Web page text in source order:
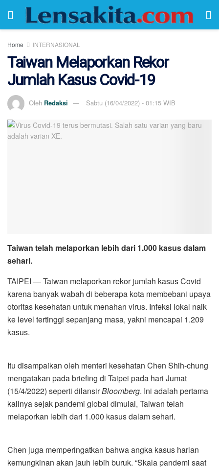
Home INTERNASIONAL
Taiwan Melaporkan Rekor
Jumlah Kasus Covid-19
Oleh Redaksi Sabtu (16/04/2022) - 01:15 WIB
Taiwan telah melaporkan lebih dari 1.000 kasus dalam
sehari.
TAIPEI — Taiwan melaporkan rekor jumlah kasus Covid
karena banyak wabah di beberapa kota membebani upaya
otoritas kesehatan untuk menahan virus. Infeksi lokal naik
ke level tertinggi sepanjang masa, yakni mencapai 1.209
kasus.
Itu disampaikan oleh menteri kesehatan Chen Shih-chung
mengatakan pada briefing di Taipei pada hari Jumat
(15/4/2022) seperti dilansirBloomberg. Ini adalah pertama
kalinya sejak pandemi global dimulai, Taiwan telah
melaporkan lebih dari 1.000 kasus dalam sehari.
Chen juga memperingatkan bahwa angka kasus harian
kemungkinan akan jauh lebih buruk. “Skala pandemi saat